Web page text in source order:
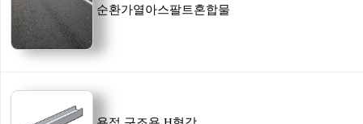
순환가열아스팔트혼합물